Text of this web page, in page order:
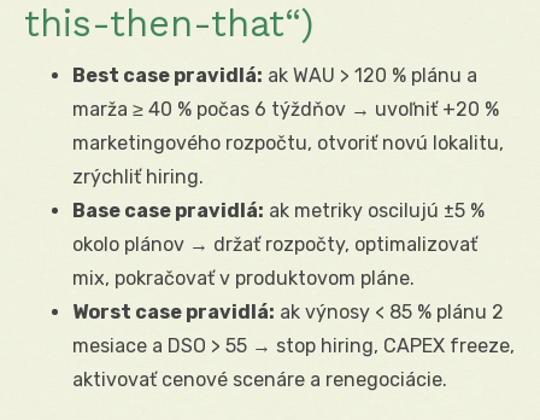
this-then-that“)
Best case pravidlá: ak WAU > 120 % plánu a
marža ≥ 40 % počas 6 týždňov → uvoľniť +20 %
marketingového rozpočtu, otvoriť novú lokalitu,
zrýchliť hiring.
Base case pravidlá: ak metriky oscilujú ±5 %
okolo plánov → držať rozpočty, optimalizovať
mix, pokračovať v produktovom pláne.
Worst case pravidlá: ak výnosy < 85 % plánu 2
mesiace a DSO > 55 → stop hiring, CAPEX freeze,
aktivovať cenové scenáre a renegociácie.